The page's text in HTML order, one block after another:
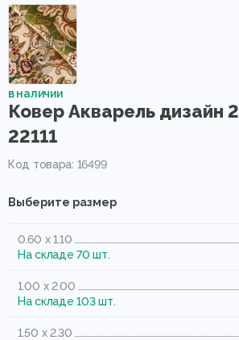
в наличии
Ковер Акварель дизайн
22111
Код товара: 16499
Выберите размер
0.60 x 1.10
На складе 70 шт.
1.00 x 2.00
На складе 103 шт.
1.50 x 2.30